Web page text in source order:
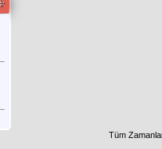
Tüm